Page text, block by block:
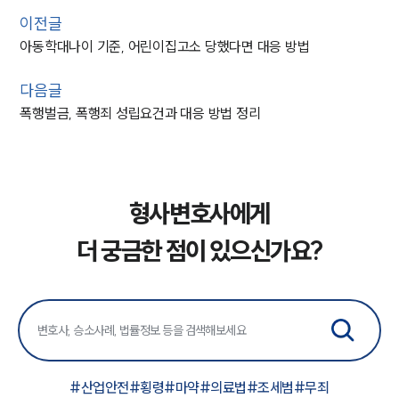
이전글
아동학대나이 기준, 어린이집고소 당했다면 대응 방법
다음글
폭행벌금, 폭행죄 성립요건과 대응 방법 정리
형사변호사에게
더 궁금한 점이 있으신가요?
#산업안전#횡령#마약#의료법#조세범#무죄